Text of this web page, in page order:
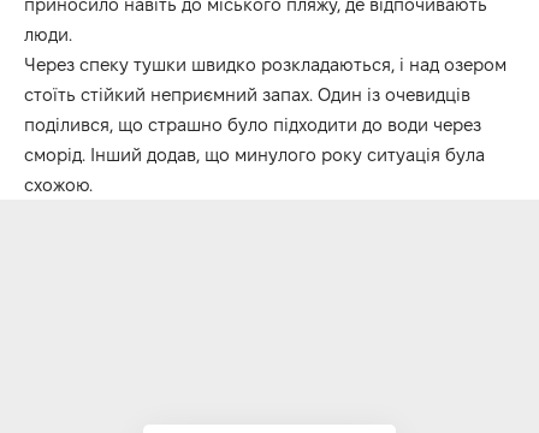
люди.
Через спеку тушки швидко розкладаються, і над озером
стоїть стійкий неприємний запах. Один із очевидців
поділився, що страшно було підходити до води через
сморід. Інший додав, що минулого року ситуація була
схожою.